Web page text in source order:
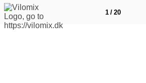
1 / 20